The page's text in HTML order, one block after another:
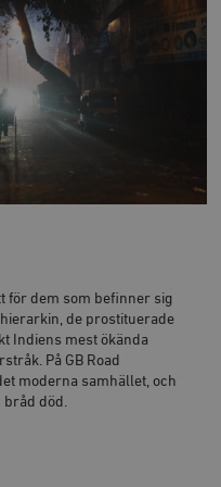
för dem som befinner sig
de prostituerade
Indiens mest ökända
På GB Road
moderna samhället, och
bråd död.
Hotjar Ltd
.timbro.se
timbro.se
Cloudflare